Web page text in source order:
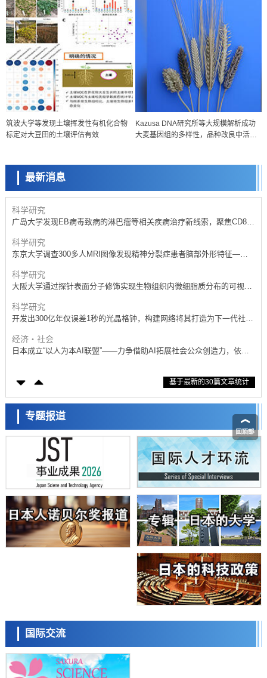
筑波大学等发现土壤挥发性有机化合物
标定对大豆田的土壤评估有效
Kazusa DNA研究所等大规模解析成功
大麦基因组的多样性，品种改良中活用
最新消息
科学研究
开发出300亿年仅误差1秒的光晶格钟，构建网络将其打造为下一代社会
基础设施
政策
日本内阁会议通过《2026年综合创新战略》，将统筹推进科学研究与成
果转化
科学研究
广岛大学发现EB病毒致病的淋巴瘤等相关疾病治疗新线索，聚焦CD80
科学研究
东京大学调查300多人MRI图像发现精神分裂症患者脑部外形特征——
科学研究
大阪大学通过探针表面分子修饰实现生物组织内微细脂质分布的可视
科学研究
开发出300亿年仅误差1秒的光晶格钟，构建网络将其打造为下一代社会
经济・社会
日本成立“以人为本AI联盟”——力争借助AI拓展社会公众创造力，依托
大阪大学开发出膜脂质可视化工具，使脂质探针的高效开发成为可能
科学研究
立教大学在试管内构建长链人工基因组DNA自我复制系统，有望实现携
带大量基因的人工细胞
日本科研费增设国际共同研究强化新类别，促进青年研究人员赴海外开
经济・社会
铁道综研新任理事长芦谷公稔：依托超导和防灾等核心优势服务社会
科学研究
东京大学通过叶绿体基因组编辑技术强化碳固定酶，成功提高光合作用
能力与生产力
科学研究
藤田医科大学等成功鉴定出非结核分枝杆菌生存的必需基因，首次揭示
【AI法下篇】如何应对AI的不可控性——中央大学平野晋教授专访
的具体对策
科学研究
大阪大学开发基于水氢键网络的温度预测新方法，AI从分子排列信息中
经济・社会
【AI法上篇】如何对“将人生交给AI”保持危机感——中央大学平野晋教
基于最新的30篇文章统计
专题报道
国际交流
流员